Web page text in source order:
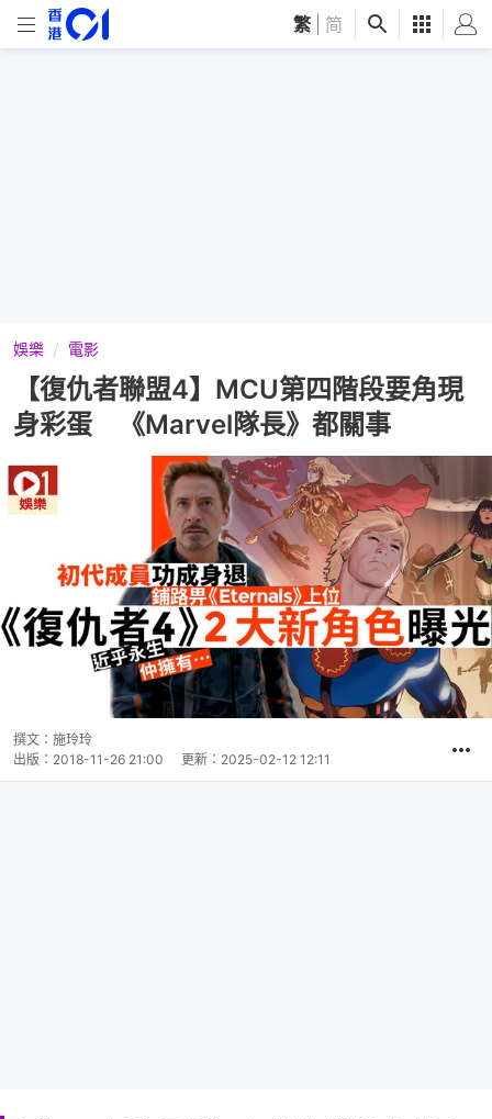
繁 简
娛樂 電影
【復仇者聯盟4】MCU第四階段要角現
身彩蛋 《Marvel隊長》都關事
撰文： 施玲玲
出版： 2018-11-26 21:00 更新： 2025-02-12 12:11